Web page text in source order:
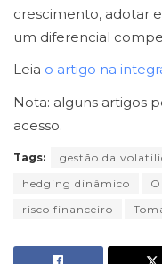
crescimento, adotar
um diferencial
Leia o artigo na
Nota: alguns artigos
acesso.
Tags:
gestão da
hedging dinâmico
risco financeiro